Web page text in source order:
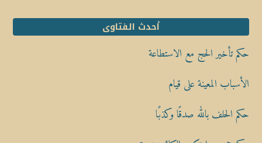
أحدث الفتاوى
حكم تأخير الحج مع الاستطاعة
الأسباب المعينة على قيام
حكم الحلف بالله صدقًا وكذبًا